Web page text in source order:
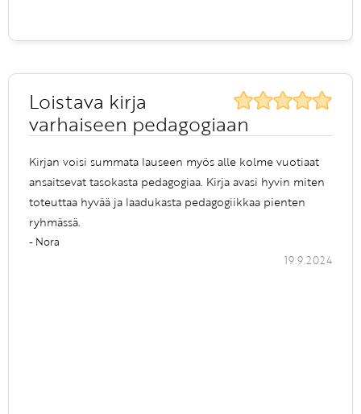
Loistava kirja
varhaiseen pedagogiaan
Kirjan voisi summata lauseen myös alle kolme vuotiaat
ansaitsevat tasokasta pedagogiaa. Kirja avasi hyvin miten
toteuttaa hyvää ja laadukasta pedagogiikkaa pienten
ryhmässä.
- Nora
19.9.2024